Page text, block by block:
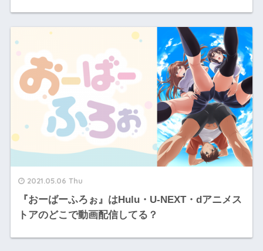
2021.05.06 Thu
『おーばーふろぉ』はHulu・U-NEXT・dアニメス
トアのどこで動画配信してる？